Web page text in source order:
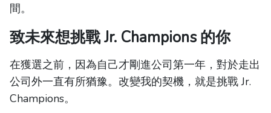
間。
致未來想挑戰 Jr. Champions 的你
在獲選之前，因為自己才剛進公司第一年，對於走出
公司外一直有所猶豫。改變我的契機，就是挑戰 Jr.
Champions。